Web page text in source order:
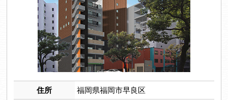
住所 福岡県福岡市早良区